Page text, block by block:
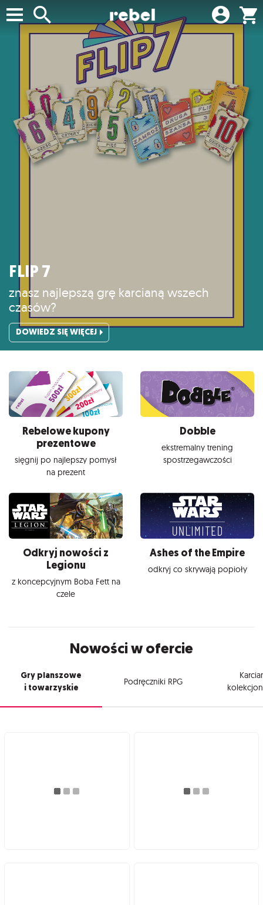
FLIP 7
znasz najlepszą grę karcianą wszech
czasów?
DOWIEDZ SIĘ WIĘCEJ
Rebelowe kupony
prezentowe
sięgnij po najlepszy pomysł
na prezent
Dobble
ekstremalny trening
spostrzegawczości
Odkryj nowości z
Legionu
z koncepcyjnym Boba Fett na
czele
Ashes of the Empire
odkryj co skrywają popioły
Nowości w ofercie
Gry planszowe
i towarzyskie
Podręczniki RPG